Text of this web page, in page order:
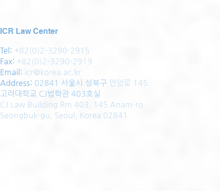
ICR Law Center
Tel: +82(0)2-3290-2915
Fax: +82(0)2-3290-2919
Email: icr@korea.ac.kr
Address: 02841 서울시 성북구 안암로 145
고려대학교 CJ법학관 403호실
CJ Law Building Rm 403, 145 Anam-ro
Seongbuk-gu, Seoul, Korea 02841